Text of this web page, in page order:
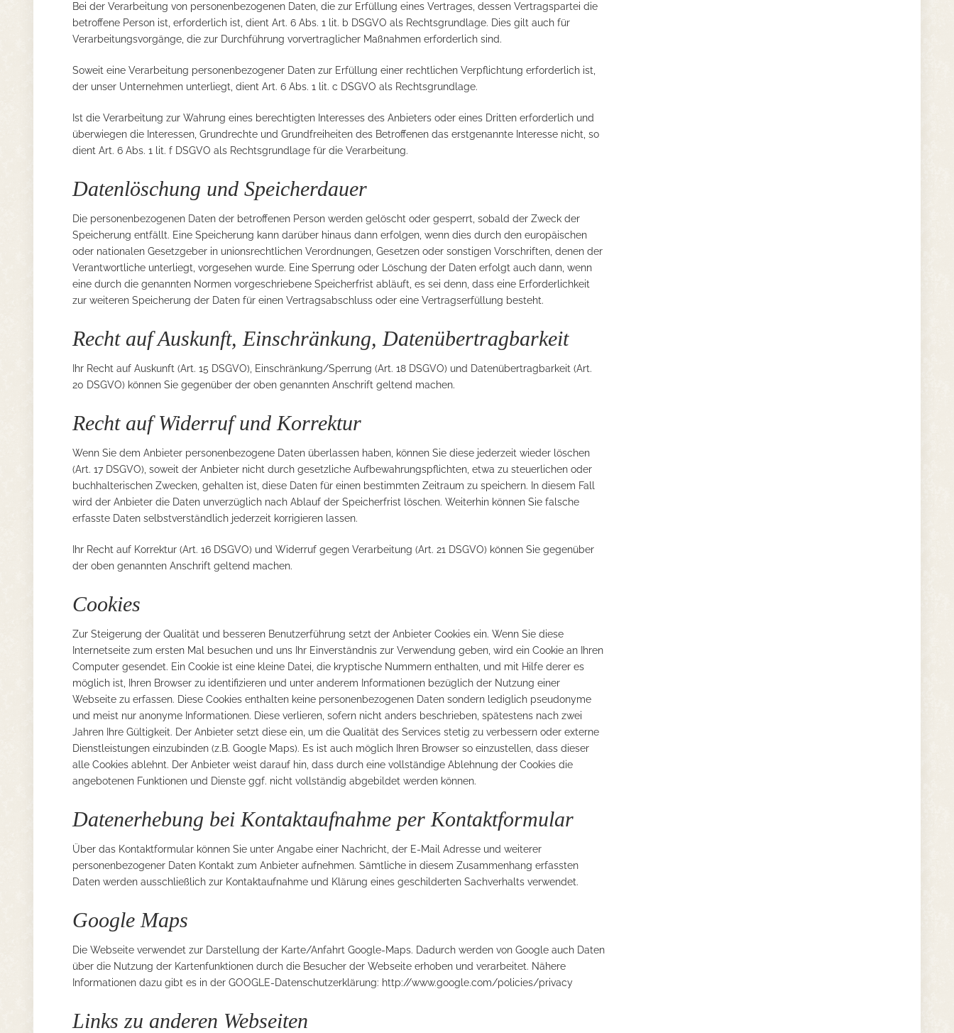
Bei der Verarbeitung von personenbezogenen Daten, die zur Erfüllung eines Vertrages, dessen Vertragspartei die
betroffene Person ist, erforderlich ist, dient Art. 6 Abs. 1 lit. b DSGVO als Rechtsgrundlage. Dies gilt auch für
Verarbeitungsvorgänge, die zur Durchführung vorvertraglicher Maßnahmen erforderlich sind.
Soweit eine Verarbeitung personenbezogener Daten zur Erfüllung einer rechtlichen Verpflichtung erforderlich ist,
der unser Unternehmen unterliegt, dient Art. 6 Abs. 1 lit. c DSGVO als Rechtsgrundlage.
Ist die Verarbeitung zur Wahrung eines berechtigten Interesses des Anbieters oder eines Dritten erforderlich und
überwiegen die Interessen, Grundrechte und Grundfreiheiten des Betroffenen das erstgenannte Interesse nicht, so
dient Art. 6 Abs. 1 lit. f DSGVO als Rechtsgrundlage für die Verarbeitung.
Datenlöschung und Speicherdauer
Die personenbezogenen Daten der betroffenen Person werden gelöscht oder gesperrt, sobald der Zweck der
Speicherung entfällt. Eine Speicherung kann darüber hinaus dann erfolgen, wenn dies durch den europäischen
oder nationalen Gesetzgeber in unionsrechtlichen Verordnungen, Gesetzen oder sonstigen Vorschriften, denen der
Verantwortliche unterliegt, vorgesehen wurde. Eine Sperrung oder Löschung der Daten erfolgt auch dann, wenn
eine durch die genannten Normen vorgeschriebene Speicherfrist abläuft, es sei denn, dass eine Erforderlichkeit
zur weiteren Speicherung der Daten für einen Vertragsabschluss oder eine Vertragserfüllung besteht.
Recht auf Auskunft, Einschränkung, Datenübertragbarkeit
Ihr Recht auf Auskunft (Art. 15 DSGVO), Einschränkung/Sperrung (Art. 18 DSGVO) und Datenübertragbarkeit (Art.
20 DSGVO) können Sie gegenüber der oben genannten Anschrift geltend machen.
Recht auf Widerruf und Korrektur
Wenn Sie dem Anbieter personenbezogene Daten überlassen haben, können Sie diese jederzeit wieder löschen
(Art. 17 DSGVO), soweit der Anbieter nicht durch gesetzliche Aufbewahrungspflichten, etwa zu steuerlichen oder
buchhalterischen Zwecken, gehalten ist, diese Daten für einen bestimmten Zeitraum zu speichern. In diesem Fall
wird der Anbieter die Daten unverzüglich nach Ablauf der Speicherfrist löschen. Weiterhin können Sie falsche
erfasste Daten selbstverständlich jederzeit korrigieren lassen.
Ihr Recht auf Korrektur (Art. 16 DSGVO) und Widerruf gegen Verarbeitung (Art. 21 DSGVO) können Sie gegenüber
der oben genannten Anschrift geltend machen.
Cookies
Zur Steigerung der Qualität und besseren Benutzerführung setzt der Anbieter Cookies ein. Wenn Sie diese
Internetseite zum ersten Mal besuchen und uns Ihr Einverständnis zur Verwendung geben, wird ein Cookie an Ihren
Computer gesendet. Ein Cookie ist eine kleine Datei, die kryptische Nummern enthalten, und mit Hilfe derer es
möglich ist, Ihren Browser zu identifizieren und unter anderem Informationen bezüglich der Nutzung einer
Webseite zu erfassen. Diese Cookies enthalten keine personenbezogenen Daten sondern lediglich pseudonyme
und meist nur anonyme Informationen. Diese verlieren, sofern nicht anders beschrieben, spätestens nach zwei
Jahren Ihre Gültigkeit. Der Anbieter setzt diese ein, um die Qualität des Services stetig zu verbessern oder externe
Dienstleistungen einzubinden (z.B. Google Maps). Es ist auch möglich Ihren Browser so einzustellen, dass dieser
alle Cookies ablehnt. Der Anbieter weist darauf hin, dass durch eine vollständige Ablehnung der Cookies die
angebotenen Funktionen und Dienste ggf. nicht vollständig abgebildet werden können.
Datenerhebung bei Kontaktaufnahme per Kontaktformular
Über das Kontaktformular können Sie unter Angabe einer Nachricht, der E-Mail Adresse und weiterer
personenbezogener Daten Kontakt zum Anbieter aufnehmen. Sämtliche in diesem Zusammenhang erfassten
Daten werden ausschließlich zur Kontaktaufnahme und Klärung eines geschilderten Sachverhalts verwendet.
Google Maps
Die Webseite verwendet zur Darstellung der Karte/Anfahrt Google-Maps. Dadurch werden von Google auch Daten
über die Nutzung der Kartenfunktionen durch die Besucher der Webseite erhoben und verarbeitet. Nähere
Informationen dazu gibt es in der GOOGLE-Datenschutzerklärung: http://www.google.com/policies/privacy
Links zu anderen Webseiten